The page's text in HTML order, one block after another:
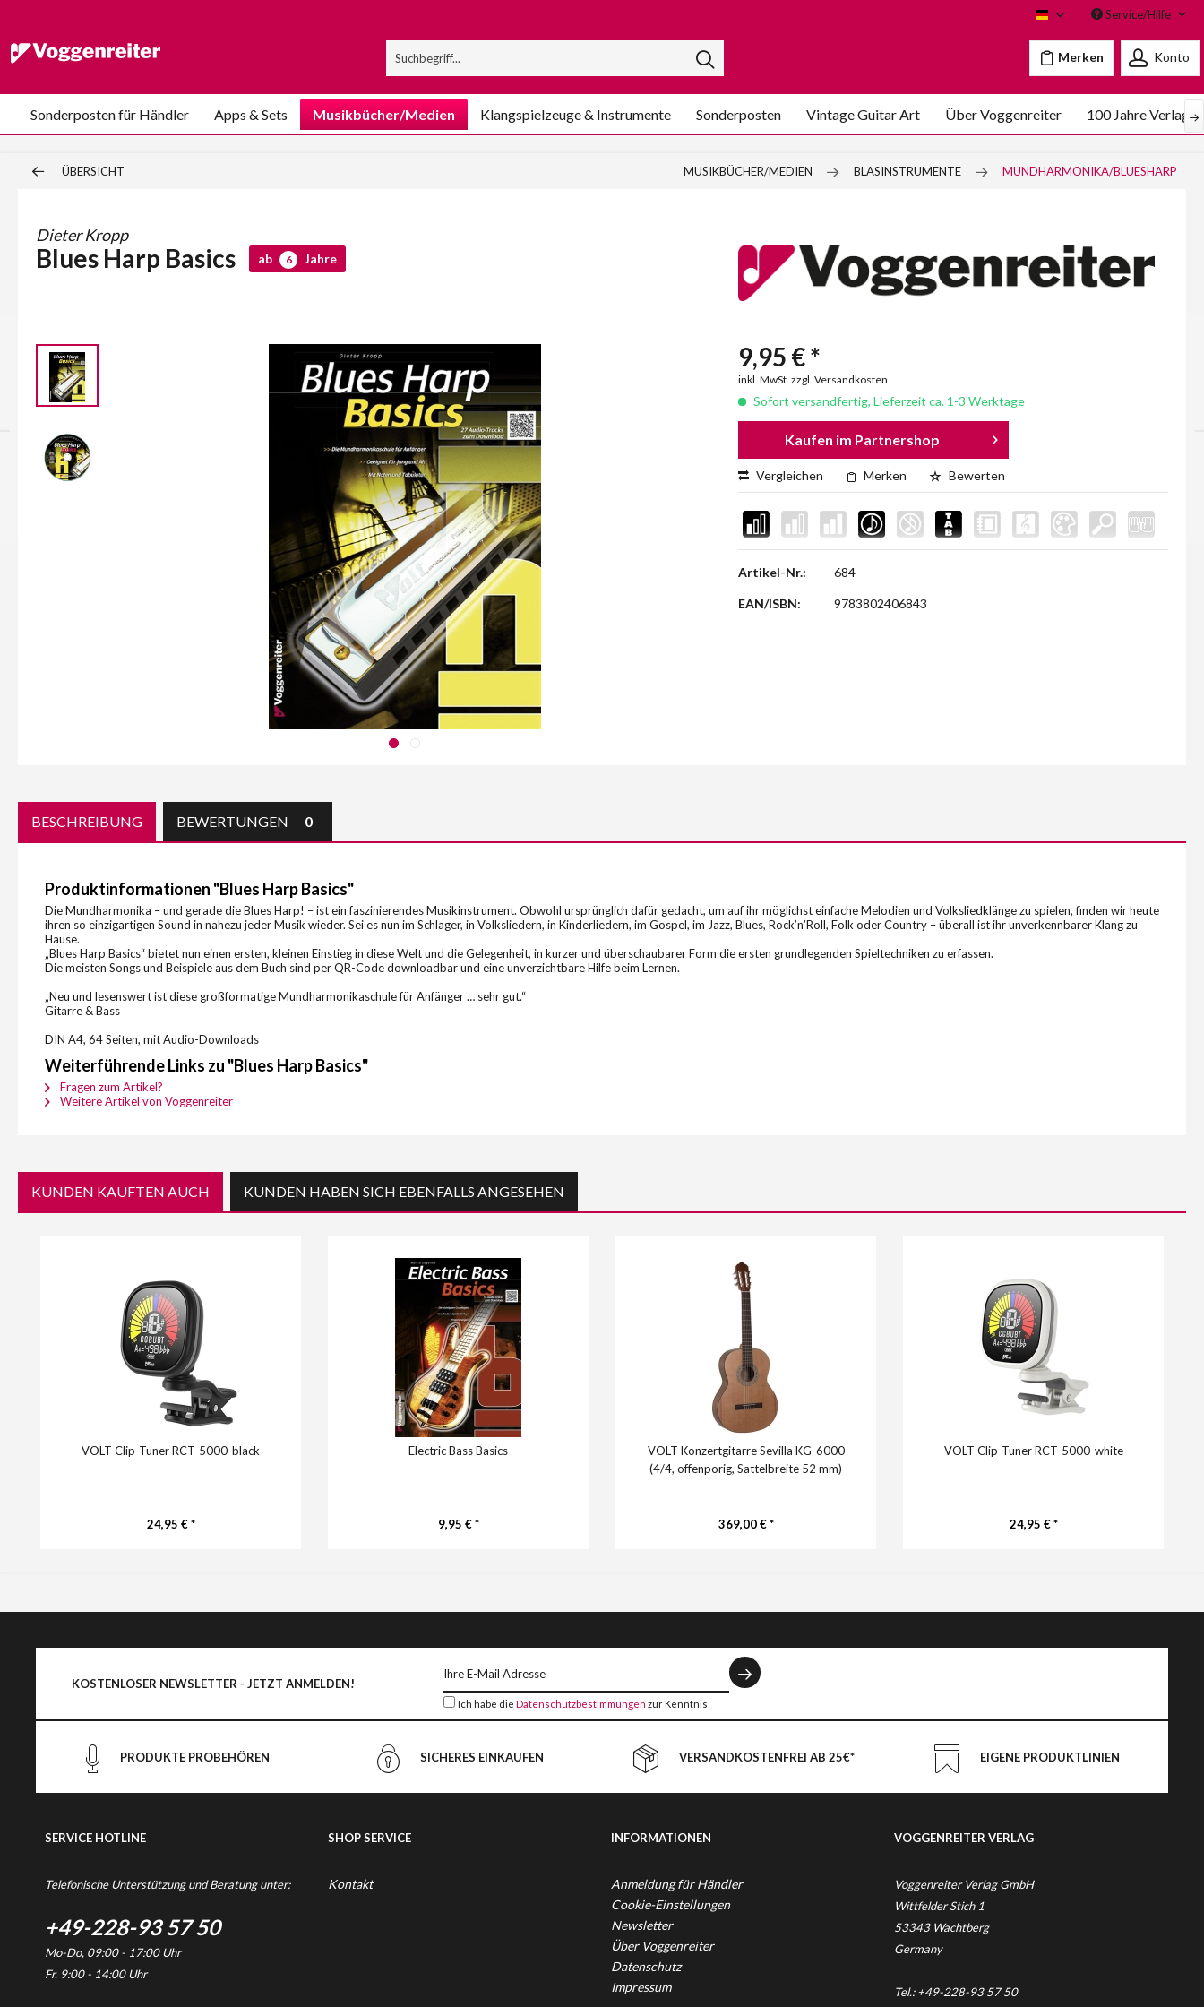
VoggenreiterService/Hilfe
Merken Konto
Sonderposten für Händler Apps & Sets Musikbücher/Medien Klangspielzeuge & Instrumente Sonderposten Vintage Guitar Art Über Voggenreiter 100 Jahre
ÜBERSICHT MUSIKBÜCHER/MEDIEN BLASINSTRUMENTE MUNDHARMONIKA/BLUESHARP
Dieter Kropp
Blues Harp Basics ab 6 Jahre
9,95 € *
inkl. MwSt. zzgl. Versandkosten
Sofort versandfertig, Lieferzeit ca. 1-3 Werktage
Kaufen im Partnershop
Vergleichen Merken Bewerten
Artikel-Nr.: 684
EAN/ISBN: 9783802406843
BESCHREIBUNG BEWERTUNGEN 0
Produktinformationen "Blues Harp Basics"
Die Mundharmonika – und gerade die Blues Harp! – ist ein faszinierendes Musikinstrument. Obwohl ursprünglich dafür gedacht, um auf ihr möglichst einfache Melodien und Volksliedklänge zu spielen, finden wir heute
ihren so einzigartigen Sound in nahezu jeder Musik wieder. Sei es nun im Schlager, in Volksliedern, in Kinderliedern, im Gospel, im Jazz, Blues, Rock’n’Roll, Folk oder Country – überall ist ihr unverkennbarer Klang zu
Hause.
„Blues Harp Basics“ bietet nun einen ersten, kleinen Einstieg in diese Welt und die Gelegenheit, in kurzer und überschaubarer Form die ersten grundlegenden Spieltechniken zu erfassen.
Die meisten Songs und Beispiele aus dem Buch sind per QR-Code downloadbar und eine unverzichtbare Hilfe beim Lernen.
„Neu und lesenswert ist diese großformatige Mundharmonikaschule für Anfänger … sehr gut.“
Gitarre & Bass
DIN A4, 64 Seiten, mit Audio-Downloads
Weiterführende Links zu "Blues Harp Basics"
Fragen zum Artikel?
Weitere Artikel von Voggenreiter
KUNDEN KAUFTEN AUCH KUNDEN HABEN SICH EBENFALLS ANGESEHEN
VOLT Clip-Tuner RCT-5000-black
24,95 € *
Electric Bass Basics
9,95 € *
VOLT Konzertgitarre Sevilla KG-6000
(4/4, offenporig, Sattelbreite 52 mm)
369,00 € *
VOLT Clip-Tuner RCT-5000-white
24,95 € *
KOSTENLOSER NEWSLETTER - JETZT ANMELDEN!
Ich habe die Datenschutzbestimmungen zur Kenntnis
PRODUKTE PROBEHÖREN SICHERES EINKAUFEN VERSANDKOSTENFREI AB 25€* EIGENE PRODUKTLINIEN
SERVICE HOTLINE
Telefonische Unterstützung und Beratung unter:
+49-228-93 57 50
Mo-Do, 09:00 - 17:00 Uhr
Fr. 9:00 - 14:00 Uhr
SHOP SERVICE
Kontakt
INFORMATIONEN
Anmeldung für Händler
Cookie-Einstellungen
Newsletter
Über Voggenreiter
Datenschutz
Impressum
VOGGENREITER VERLAG
Voggenreiter Verlag GmbH
Wittfelder Stich 1
53343 Wachtberg
Germany
Tel.: +49-228-93 57 50